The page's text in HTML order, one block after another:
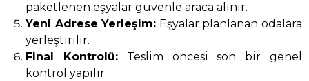
paketlenen eşyalar güvenle araca alınır.
Yeni Adrese Yerleşim: Eşyalar planlanan odalara
yerleştirilir.
Final Kontrolü: Teslim öncesi son bir genel
kontrol yapılır.